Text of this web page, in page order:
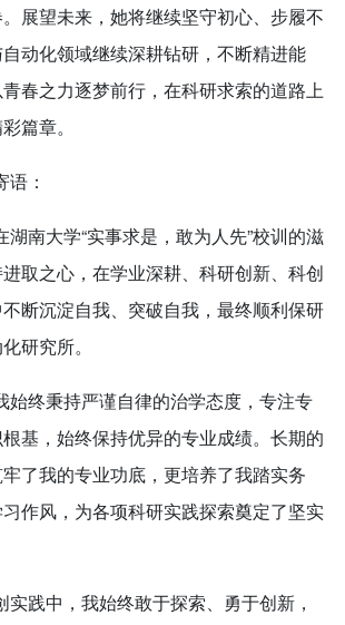
展望未来，她将继续坚守初心、步履不
动化领域继续深耕钻研，不断精进能
春之力逐梦前行，在科研求索的道路上
篇章。
：
湖南大学“实事求是，敢为人先”校训的滋
取之心，在学业深耕、科研创新、科创
断沉淀自我、突破自我，最终顺利保研
研究所。
始终秉持严谨自律的治学态度，专注专
基，始终保持优异的专业成绩。长期的
了我的专业功底，更培养了我踏实务
作风，为各项科研实践探索奠定了坚实
实践中，我始终敢于探索、勇于创新，